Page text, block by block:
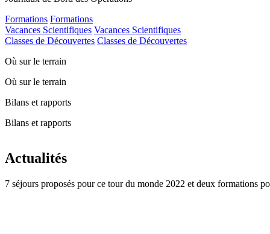
Formations Formations
Vacances Scientifiques Vacances Scientifiques
Classes de Découvertes Classes de Découvertes
Où sur le terrain
Où sur le terrain
Bilans et rapports
Bilans et rapports
Actualités
7 séjours proposés pour ce tour du monde 2022 et deux formations